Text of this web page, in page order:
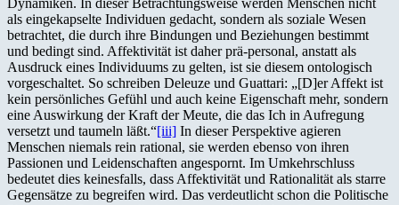
als eingekapselte Individuen gedacht, sondern als soziale Wesen
betrachtet, die durch ihre Bindungen und Beziehungen bestimmt
und bedingt sind. Affektivität ist daher prä-personal, anstatt als
Ausdruck eines Individuums zu gelten, ist sie diesem ontologisch
vorgeschaltet. So schreiben Deleuze und Guattari: „[D]er Affekt ist
kein persönliches Gefühl und auch keine Eigenschaft mehr, sondern
eine Auswirkung der Kraft der Meute, die das Ich in Aufregung
versetzt und taumeln läßt.“[iii] In dieser Perspektive agieren
Menschen niemals rein rational, sie werden ebenso von ihren
Passionen und Leidenschaften angespornt. Im Umkehrschluss
bedeutet dies keinesfalls, dass Affektivität und Rationalität als starre
Gegensätze zu begreifen wird. Das verdeutlicht schon die Politische